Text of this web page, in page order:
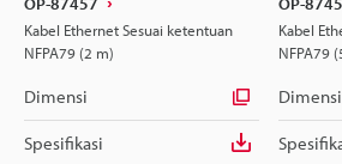
Kabel Ethernet Sesuai ketentuan
NFPA79 (2 m)
Dimensi
Spesifikasi
Kabel
NFPA79
Dimensi